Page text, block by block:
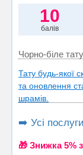
10
балів
Чорно-біле тату
Тату будь-якої
та оновлення
шрамів.
➡️ Усі
🎁 Знижка 5%